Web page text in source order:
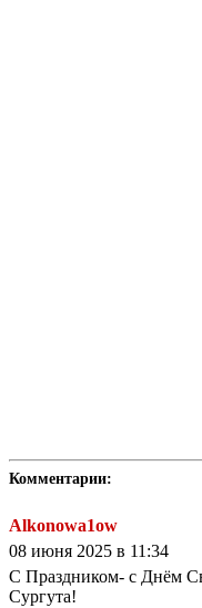
Комментарии:
Alkonowa1ow
08 июня 2025 в 11:34
С Праздником- с Днём
Сургута!